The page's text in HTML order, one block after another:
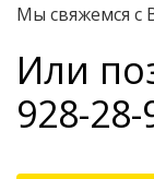
Мы свяжемся с
Или
928-28-